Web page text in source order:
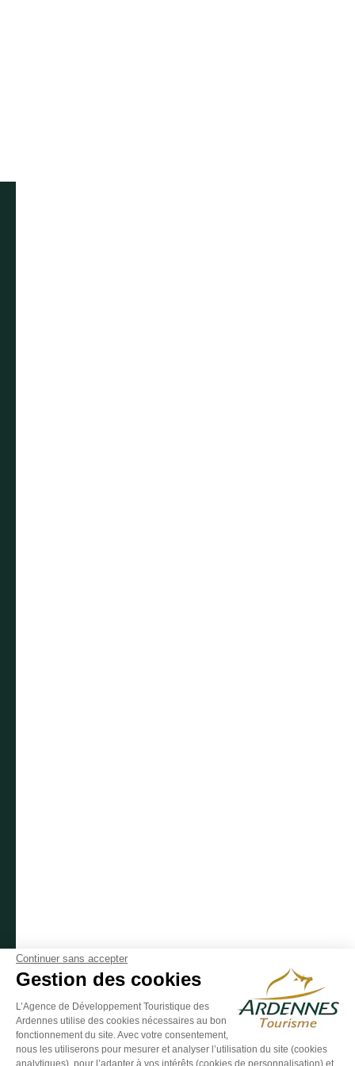
Suivez-nous sur Facebook
ESPACE GROUPES ESPACE PRESSE ESPACE PRO
Plan du site-Politique de confidentialité -Mentions légales -
Continuer sans accepter
Gestion des cookies
L’Agence de Développement Touristique des
Ardennes utilise des cookies nécessaires au bon
fonctionnement du site. Avec votre consentement,
nous les utiliserons pour mesurer et analyser l’utilisation du site (cookies
analytiques), pour l’adapter à vos intérêts (cookies de personnalisation) et